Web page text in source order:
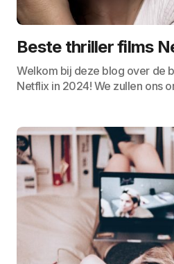
Beste thriller films
Welkom bij deze blog over de
Netflix in 2024! We zullen ons